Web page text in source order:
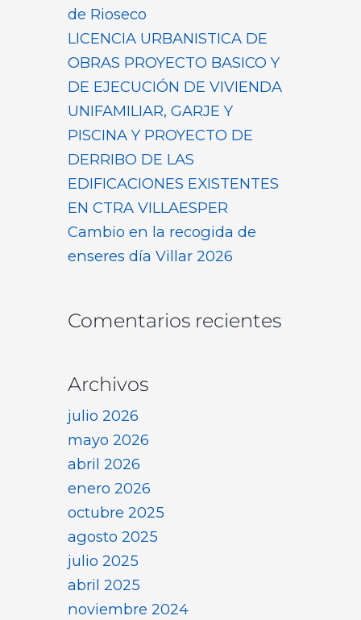
de Rioseco
LICENCIA URBANISTICA DE
OBRAS PROYECTO BASICO Y
DE EJECUCIÓN DE VIVIENDA
UNIFAMILIAR, GARJE Y
PISCINA Y PROYECTO DE
DERRIBO DE LAS
EDIFICACIONES EXISTENTES
EN CTRA VILLAESPER
Cambio en la recogida de
enseres día Villar 2026
Comentarios recientes
Archivos
julio 2026
mayo 2026
abril 2026
enero 2026
octubre 2025
agosto 2025
julio 2025
abril 2025
noviembre 2024